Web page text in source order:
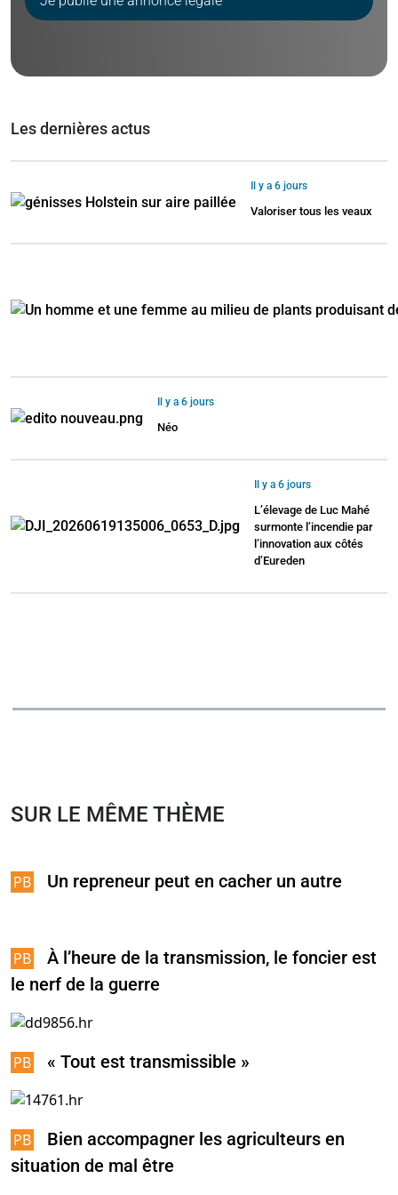
Les dernières actus
Il y a 6 jours
Valoriser tous les veaux
Il y a 6 jours
Néo
Il y a 6 jours
L’élevage de Luc Mahé
surmonte l’incendie par
l’innovation aux côtés
d’Eureden
SUR LE MÊME THÈME
Un repreneur peut en cacher un autre
À l’heure de la transmission, le foncier est
le nerf de la guerre
« Tout est transmissible »
Bien accompagner les agriculteurs en
situation de mal être